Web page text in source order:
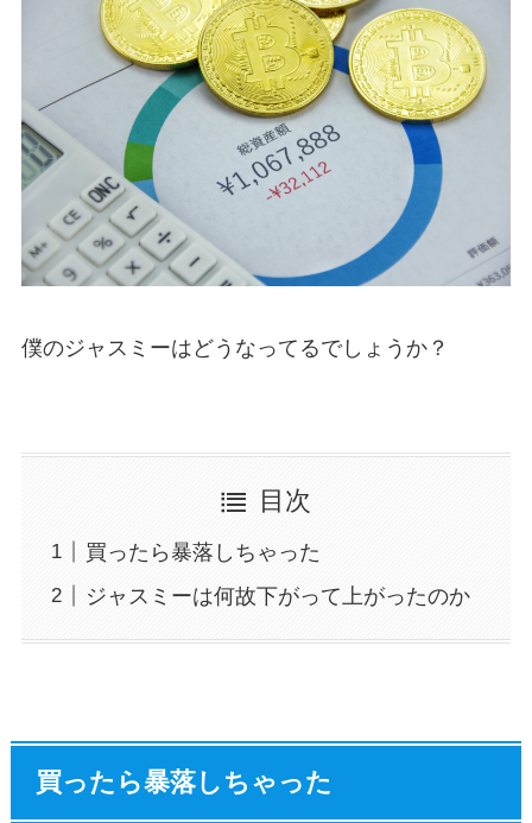
僕のジャスミーはどうなってるでしょうか？
目次
買ったら暴落しちゃった
ジャスミーは何故下がって上がったのか
買ったら暴落しちゃった